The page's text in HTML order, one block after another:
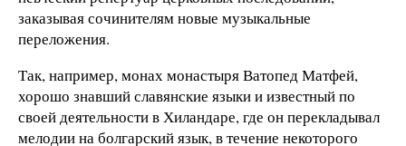
заказывая сочинителям новые музыкальные
переложения.
Так, например, монах монастыря Ватопед Матфей,
хорошо знавший славянские языки и известный по
своей деятельности в Хиландаре, где он перекладывал
мелодии на болгарский язык, в течение некоторого